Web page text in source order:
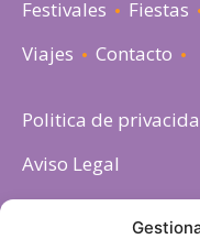
Festivales
Fiestas
Viajes
Contacto
Politica de
Aviso Legal
Política de cookies